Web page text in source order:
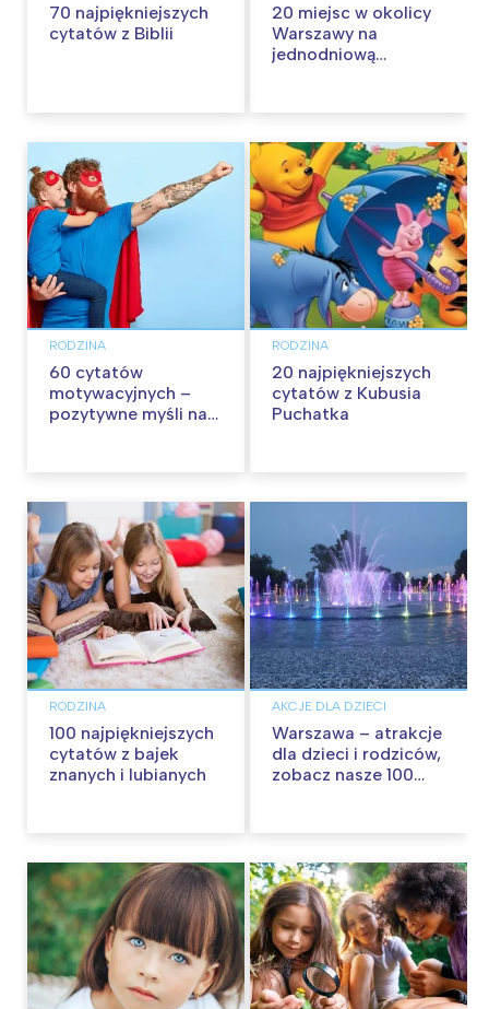
70 najpiękniejszych
cytatów z Biblii
20 miejsc w okolicy
Warszawy na
jednodniową
RODZINA
60 cytatów
motywacyjnych –
pozytywne myśli na
RODZINA
20 najpiękniejszych
cytatów z Kubusia
Puchatka
RODZINA
100 najpiękniejszych
cytatów z bajek
znanych i lubianych
AKCJE DLA DZIECI
Warszawa – atrakcje
dla dzieci i rodziców,
zobacz nasze 100